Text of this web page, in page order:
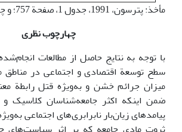
مأخذ: پترسون، 1991، جدول 1، صفحة 757؛ و چلبی، 1375.
چهارچوب نظری
با توجه به نتایج حاصل از مطالعات
سطح توسعة اقتصادی و اجتماعی در
میزان جرائم خشن و به‌ویژه قتل رابطة
ضمن اینکه اکثر جامعه‌شناسان کلاسیک
پیامدهای زیان‌بار نابرابری‌های اجتماعی